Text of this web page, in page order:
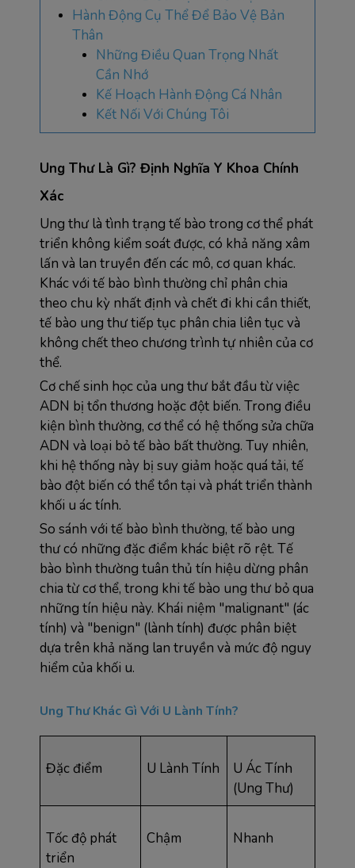
Hành Động Cụ Thể Để Bảo Vệ Bản
Thân
Những Điều Quan Trọng Nhất
Cần Nhớ
Kế Hoạch Hành Động Cá Nhân
Kết Nối Với Chúng Tôi
Ung Thư Là Gì? Định Nghĩa Y Khoa Chính
Xác
Ung thư là tình trạng tế bào trong cơ thể phát
triển không kiểm soát được, có khả năng xâm
lấn và lan truyền đến các mô, cơ quan khác.
Khác với tế bào bình thường chỉ phân chia
theo chu kỳ nhất định và chết đi khi cần thiết,
tế bào ung thư tiếp tục phân chia liên tục và
không chết theo chương trình tự nhiên của cơ
thể.
Cơ chế sinh học của ung thư bắt đầu từ việc
ADN bị tổn thương hoặc đột biến. Trong điều
kiện bình thường, cơ thể có hệ thống sửa chữa
ADN và loại bỏ tế bào bất thường. Tuy nhiên,
khi hệ thống này bị suy giảm hoặc quá tải, tế
bào đột biến có thể tồn tại và phát triển thành
khối u ác tính.
So sánh với tế bào bình thường, tế bào ung
thư có những đặc điểm khác biệt rõ rệt. Tế
bào bình thường tuân thủ tín hiệu dừng phân
chia từ cơ thể, trong khi tế bào ung thư bỏ qua
những tín hiệu này. Khái niệm "malignant" (ác
tính) và "benign" (lành tính) được phân biệt
dựa trên khả năng lan truyền và mức độ nguy
hiểm của khối u.
Ung Thư Khác Gì Với U Lành Tính?
Đặc điểm U Lành Tính
U Ác Tính
(Ung Thư)
Tốc độ phát
triển
Chậm Nhanh